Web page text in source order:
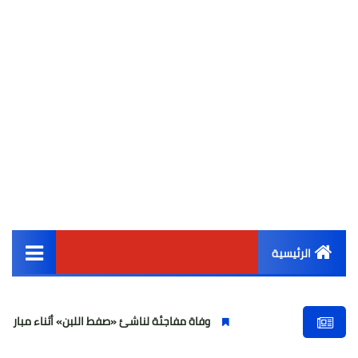
الرئيسية
أخبار مصر
وفاة مفاجئة لناشئ «صفط اللبن» أثناء مباراة في الجيزة